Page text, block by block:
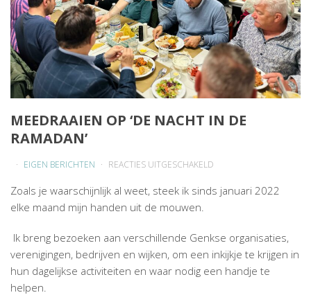
MEEDRAAIEN OP ‘DE NACHT IN DE
RAMADAN’
EIGEN BERICHTEN REACTIES UITGESCHAKELD
OP
RAMADAN’
Zoals je waarschijnlijk al weet, steek ik sinds januari 2022
elke maand mijn handen uit de mouwen.
Ik breng bezoeken aan verschillende Genkse organisaties,
verenigingen, bedrijven en wijken, om een inkijkje te krijgen in
hun dagelijkse activiteiten en waar nodig een handje te
helpen.